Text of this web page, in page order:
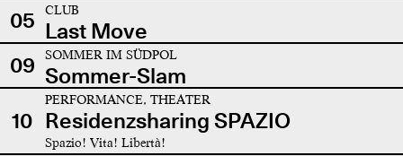
05 CLUB
Last Move
09
SOMMER IM SÜDPOL
Sommer-Slam
10
PERFORMANCE, THEATER
Residenzsharing SPAZIO
Spazio! Vita! Libertà!